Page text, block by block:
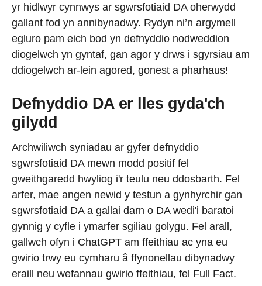
yr hidlwyr cynnwys ar sgwrsfotiaid DA oherwydd
gallant fod yn annibynadwy. Rydyn ni’n argymell
egluro pam eich bod yn defnyddio nodweddion
diogelwch yn gyntaf, gan agor y drws i sgyrsiau am
ddiogelwch ar-lein agored, gonest a pharhaus!
Defnyddio DA er lles gyda'ch
gilydd
Archwiliwch syniadau ar gyfer defnyddio
sgwrsfotiaid DA mewn modd positif fel
gweithgaredd hwyliog i'r teulu neu ddosbarth. Fel
arfer, mae angen newid y testun a gynhyrchir gan
sgwrsfotiaid DA a gallai darn o DA wedi'i baratoi
gynnig y cyfle i ymarfer sgiliau golygu. Fel arall,
gallwch ofyn i ChatGPT am ffeithiau ac yna eu
gwirio trwy eu cymharu â ffynonellau dibynadwy
eraill neu wefannau gwirio ffeithiau, fel Full Fact.